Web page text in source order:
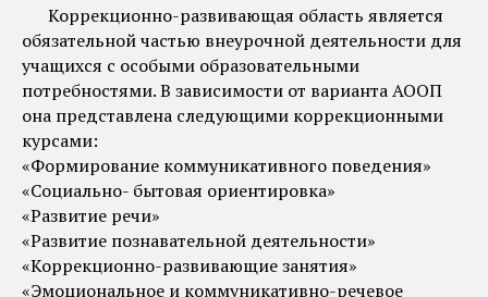
Коррекционно-развивающая область является
обязательной частью внеурочной деятельности для
учащихся с особыми образовательными
потребностями. В зависимости от варианта АООП
она представлена следующими коррекционными
курсами:
«Формирование коммуникативного поведения»
«Социально- бытовая ориентировка»
«Развитие речи»
«Развитие познавательной деятельности»
«Коррекционно-развивающие занятия»
«Эмоциональное и коммуникативно-речевое